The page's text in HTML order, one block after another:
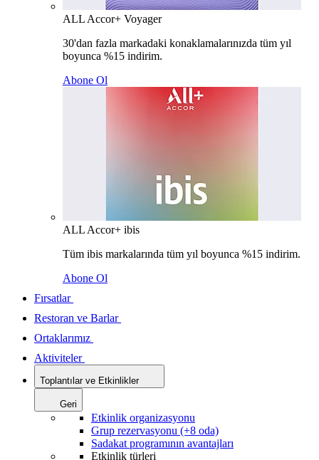
ALL Accor+ Voyager
30'dan fazla markadaki konaklamalarınızda tüm yıl
boyunca %15 indirim.
Abone Ol
ALL Accor+ ibis
Tüm ibis markalarında tüm yıl boyunca %15 indirim.
Abone Ol
Fırsatlar
Restoran ve Barlar
Ortaklarımız
Aktiviteler
Toplantılar ve Etkinlikler
Geri
Etkinlik organizasyonu
Grup rezervasyonu (+8 oda)
Sadakat programının avantajları
Etkinlik türleri